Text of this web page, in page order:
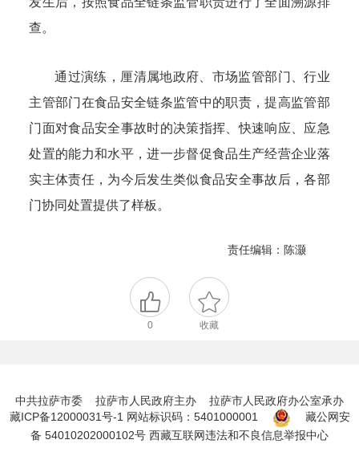
查。
通过演练，厘清属地政府、市场监管部门、行业
主管部门在食品安全链条监管中的职责，提高监管部
门面对食品安全事故时的决策指挥、快速响应、应急
处置的能力和水平，进一步督促食品生产经营企业落
实主体责任，为今后发生类似食品安全事故后，各部
门协同处置提供了样板。
责任编辑：陈灏
0 收藏
中共拉萨市委 拉萨市人民政府主办 拉萨市人民政府办公室承办
藏ICP备12000031号-1 网站标识码：5401000001
藏公网安
备 54010202000102号 西藏互联网违法和不良信息举报中心